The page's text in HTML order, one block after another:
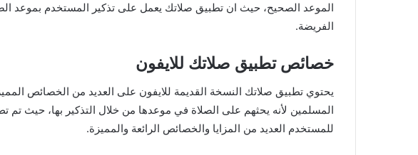
الموعد الصحيح، حيث ان تطبيق صلاتك يعمل على تذكير المستخدم بموعد
الفريضة.
خصائص تطبيق صلاتك للايفون
يحتوي تطبيق صلاتك النسخة القديمة للايفون على العديد من الخصائص
المسلمين لأنه يحثهم على الصلاة في موعدها من خلال التذكير بها، حيث تم
للمستخدم العديد من المزايا والخصائص الرائعة والمميزة.